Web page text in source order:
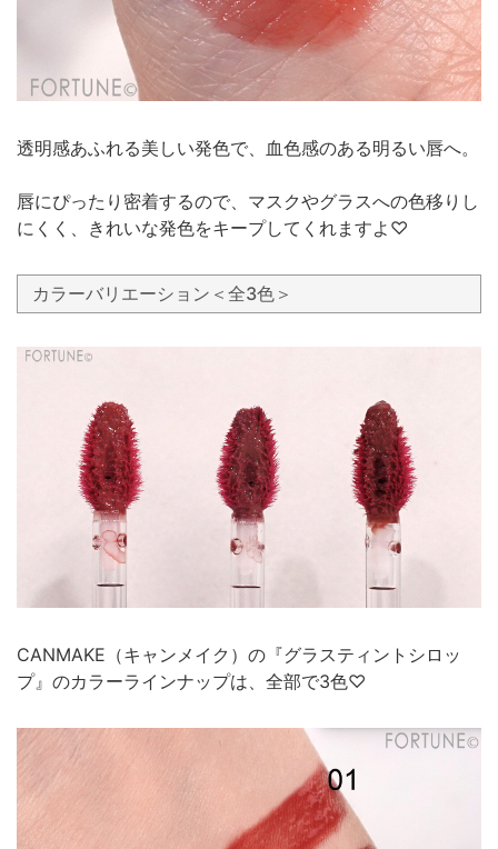
透明感あふれる美しい発色で、血色感のある明るい唇へ。
唇にぴったり密着するので、マスクやグラスへの色移りし
にくく、きれいな発色をキープしてくれますよ♡
カラーバリエーション＜全3色＞
CANMAKE（キャンメイク）の『グラスティントシロッ
プ』のカラーラインナップは、全部で3色♡